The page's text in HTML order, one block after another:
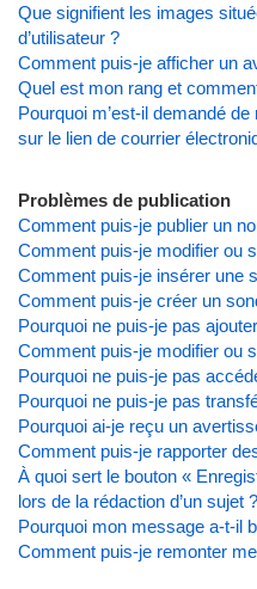
Que signifient les images
d’utilisateur ?
Comment puis-je afficher un
Quel est mon rang et
Pourquoi m’est-il demandé
sur le lien de courrier
Problèmes de publication
Comment puis-je publier un
Comment puis-je modifier ou
Comment puis-je insérer une
Comment puis-je créer un
Pourquoi ne puis-je pas
Comment puis-je modifier ou
Pourquoi ne puis-je pas
Pourquoi ne puis-je pas
Pourquoi ai-je reçu un
Comment puis-je rapporter
À quoi sert le bouton «
lors de la rédaction d’un sujet ?
Pourquoi mon message a-t-il
Comment puis-je remonter